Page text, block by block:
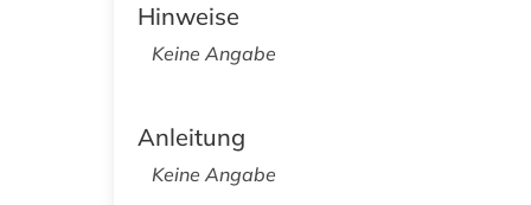
Hinweise
Keine Angabe
Anleitung
Keine Angabe